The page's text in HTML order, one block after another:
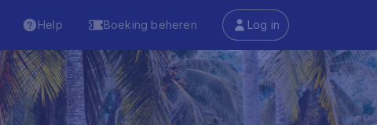
Help Boeking beheren Log in